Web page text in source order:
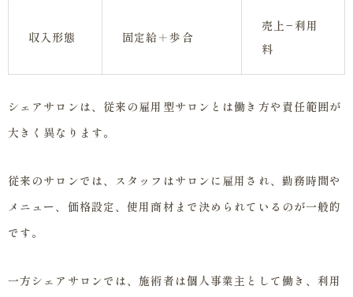
収入形態 固定給＋歩合
売上−利用
料
シェアサロンは、従来の雇用型サロンとは働き方や責任範囲が
大きく異なります。
従来のサロンでは、スタッフはサロンに雇用され、勤務時間や
メニュー、価格設定、使用商材まで決められているのが一般的
です。
一方シェアサロンでは、施術者は個人事業主として働き、利用